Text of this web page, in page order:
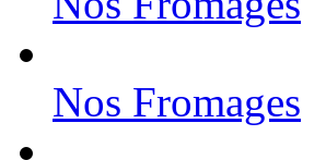
Nos Fromages